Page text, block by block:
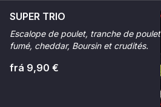
SUPER TRIO
Escalope de poulet, tranche de poulet
fumé, cheddar, Boursin et crudités.
frá 9,90 €